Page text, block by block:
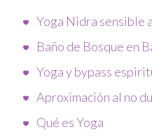
Yoga Nidra sensible
Baño de Bosque en
Yoga y bypass
Aproximación al no
Qué es Yoga